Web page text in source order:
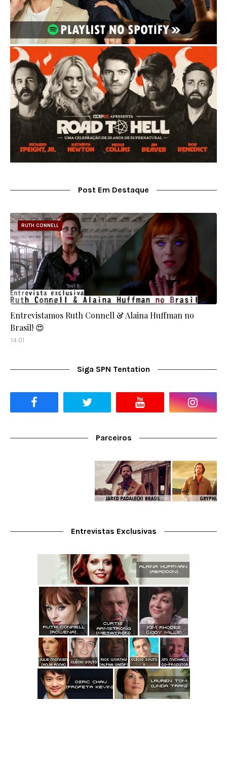
Post Em Destaque
RUTH CONNELL
Entrevistamos Ruth Connell & Alaina Huffman no
Brasil! 😍
14:01
Siga SPN Tentation
Parceiros
Entrevistas Exclusivas